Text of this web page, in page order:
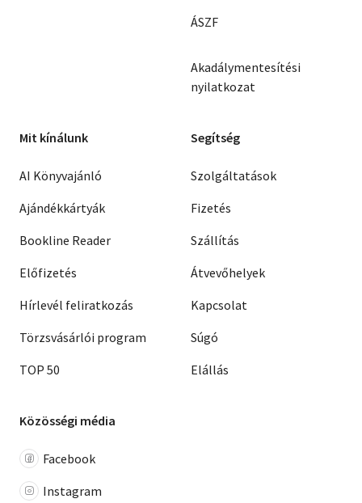
ÁSZF
Akadálymentesítési
nyilatkozat
Mit kínálunk
AI Könyvajánló
Ajándékkártyák
Bookline Reader
Előfizetés
Hírlevél feliratkozás
Törzsvásárlói program
TOP 50
Segítség
Szolgáltatások
Fizetés
Szállítás
Átvevőhelyek
Kapcsolat
Súgó
Elállás
Közösségi média
Facebook
Instagram